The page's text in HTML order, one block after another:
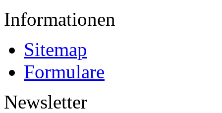
Informationen
Sitemap
Formulare
Newsletter